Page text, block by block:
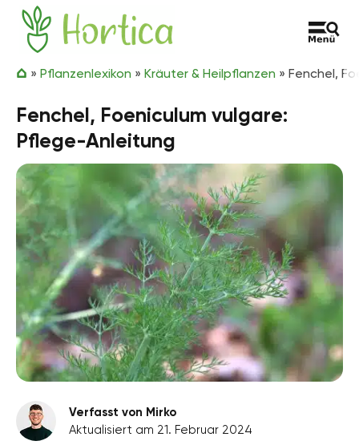
Zum Inhalt springen
Hortica
» Pflanzenlexikon » Kräuter & Heilpflanzen » Fenchel,
Fenchel, Foeniculum vulgare:
Pflege-Anleitung
Verfasst von Mirko
Aktualisiert am 21. Februar 2024